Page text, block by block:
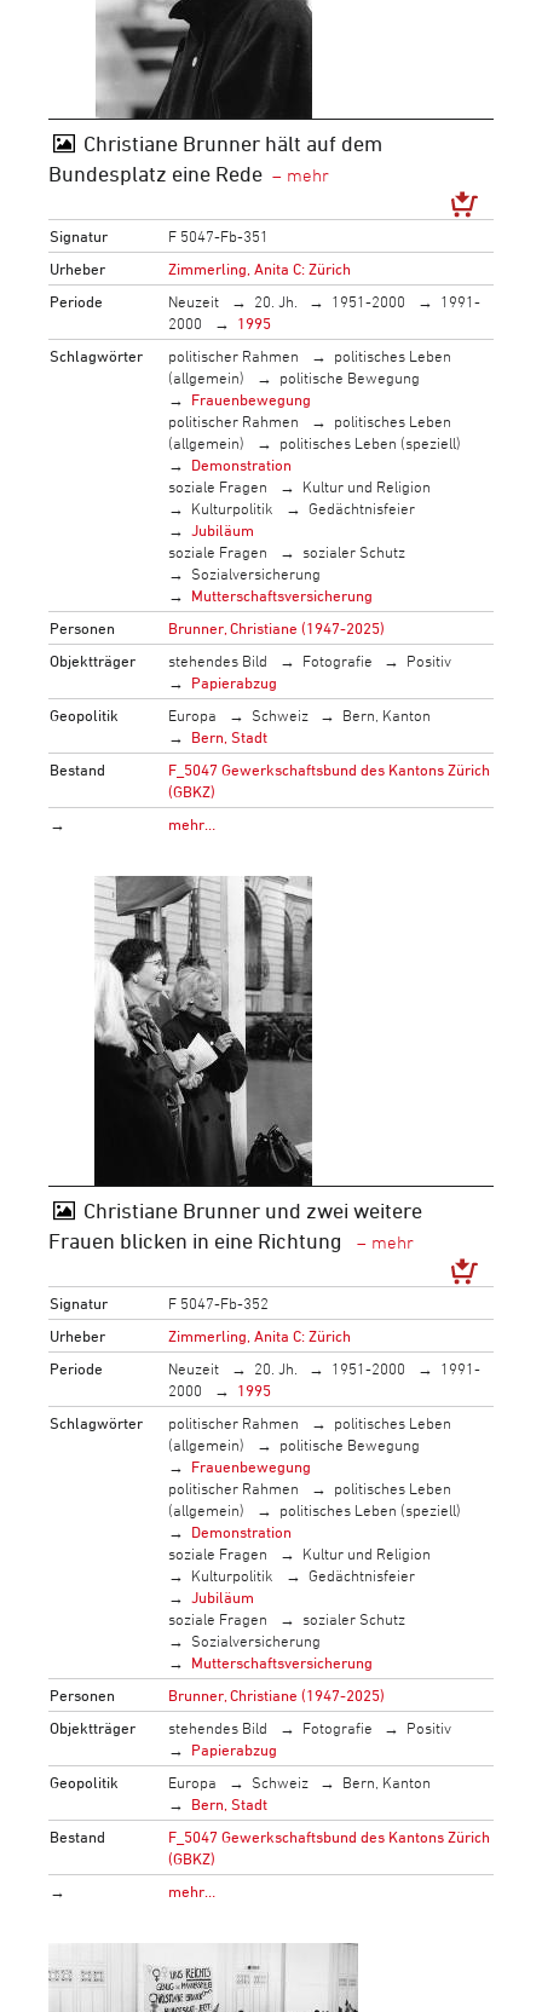
Christiane Brunner hält auf dem
Bundesplatz eine Rede
Signatur
F 5047-Fb-351
Urheber
Zimmerling, Anita C: Zürich
Periode
Neuzeit 20. Jh. 1951-2000
1991-
2000
1995
Schlagwörter
politischer Rahmen
politisches Leben
(allgemein)
politische Bewegung
Frauenbewegung
politischer Rahmen
politisches Leben
(allgemein)
politisches Leben (speziell)
Demonstration
soziale Fragen
Kultur und Religion
Kulturpolitik
Gedächtnisfeier
Jubiläum
soziale Fragen
sozialer Schutz
Sozialversicherung
Mutterschaftsversicherung
Personen
Brunner, Christiane (1947-2025)
Objektträger
stehendes Bild Fotografie
Positiv
Papierabzug
Geopolitik
Europa Schweiz
Bern, Kanton
Bern, Stadt
Bestand
F_5047 Gewerkschaftsbund des Kantons Zürich
(GBKZ)
→
mehr…
Christiane Brunner und zwei weitere
Frauen blicken in eine Richtung
Signatur
F 5047-Fb-352
Urheber
Zimmerling, Anita C: Zürich
Periode
Neuzeit 20. Jh. 1951-2000
1991-
2000
1995
Schlagwörter
politischer Rahmen
politisches Leben
(allgemein)
politische Bewegung
Frauenbewegung
politischer Rahmen
politisches Leben
(allgemein)
politisches Leben (speziell)
Demonstration
soziale Fragen
Kultur und Religion
Kulturpolitik
Gedächtnisfeier
Jubiläum
soziale Fragen
sozialer Schutz
Sozialversicherung
Mutterschaftsversicherung
Personen
Brunner, Christiane (1947-2025)
Objektträger
stehendes Bild Fotografie
Positiv
Papierabzug
Geopolitik
Europa Schweiz
Bern, Kanton
Bern, Stadt
Bestand
F_5047 Gewerkschaftsbund des Kantons Zürich
(GBKZ)
→
mehr…